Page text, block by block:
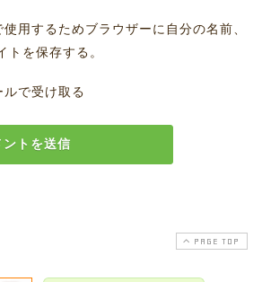
用するためブラウザーに自分の名前、
トを保存する。
で受け取る
PAGE TOP